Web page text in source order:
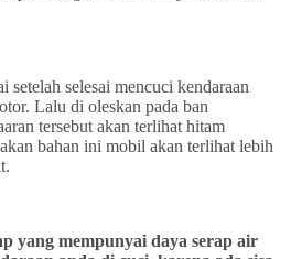
setelah selesai mencuci kendaraan
Lalu di oleskan pada ban
tersebut akan terlihat hitam
bahan ini mobil akan terlihat lebih
yang mempunyai daya serap air